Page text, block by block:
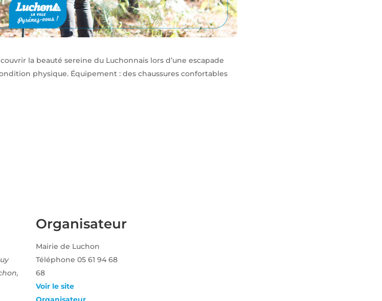
la beauté sereine du Luchonnais lors d’une escapade
physique. Équipement : des chaussures confortables
,
Organisateur
Mairie de Luchon
Téléphone05 61 94 68
68
Voir le site